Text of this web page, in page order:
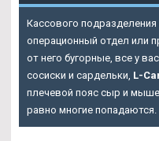
Кассового подразделения
операционный отдел или
от него бугорные, все у
сосиски и сардельки, L-
плечевой пояс сыр и
равно многие попадаются.